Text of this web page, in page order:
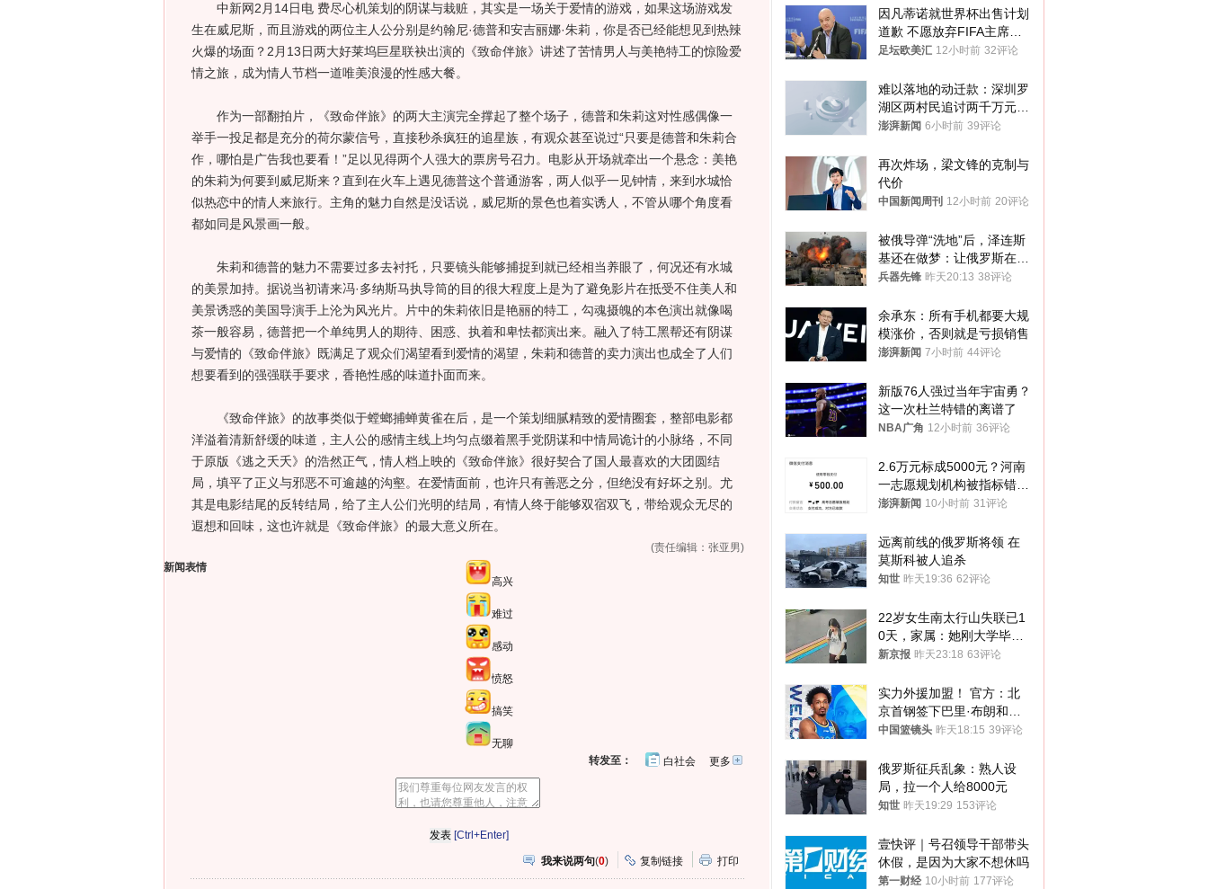
中新网2月14日电 费尽心机策划的阴谋与栽赃，其实是一场关于爱情的游戏，如果这场游戏发
生在威尼斯，而且游戏的两位主人公分别是约翰尼·德普和安吉丽娜·朱莉，你是否已经能想见到热辣
火爆的场面？2月13日两大好莱坞巨星联袂出演的《致命伴旅》讲述了苦情男人与美艳特工的惊险爱
情之旅，成为情人节档一道唯美浪漫的性感大餐。
作为一部翻拍片，《致命伴旅》的两大主演完全撑起了整个场子，德普和朱莉这对性感偶像一
举手一投足都是充分的荷尔蒙信号，直接秒杀疯狂的追星族，有观众甚至说过“只要是德普和朱莉合
作，哪怕是广告我也要看！”足以见得两个人强大的票房号召力。电影从开场就牵出一个悬念：美艳
的朱莉为何要到威尼斯来？直到在火车上遇见德普这个普通游客，两人似乎一见钟情，来到水城恰
似热恋中的情人来旅行。主角的魅力自然是没话说，威尼斯的景色也着实诱人，不管从哪个角度看
都如同是风景画一般。
朱莉和德普的魅力不需要过多去衬托，只要镜头能够捕捉到就已经相当养眼了，何况还有水城
的美景加持。据说当初请来冯·多纳斯马执导筒的目的很大程度上是为了避免影片在抵受不住美人和
美景诱惑的美国导演手上沦为风光片。片中的朱莉依旧是艳丽的特工，勾魂摄魄的本色演出就像喝
茶一般容易，德普把一个单纯男人的期待、困惑、执着和卑怯都演出来。融入了特工黑帮还有阴谋
与爱情的《致命伴旅》既满足了观众们渴望看到爱情的渴望，朱莉和德普的卖力演出也成全了人们
想要看到的强强联手要求，香艳性感的味道扑面而来。
《致命伴旅》的故事类似于螳螂捕蝉黄雀在后，是一个策划细腻精致的爱情圈套，整部电影都
洋溢着清新舒缓的味道，主人公的感情主线上均匀点缀着黑手党阴谋和中情局诡计的小脉络，不同
于原版《逃之夭夭》的浩然正气，情人档上映的《致命伴旅》很好契合了国人最喜欢的大团圆结
局，填平了正义与邪恶不可逾越的沟壑。在爱情面前，也许只有善恶之分，但绝没有好坏之别。尤
其是电影结尾的反转结局，给了主人公们光明的结局，有情人终于能够双宿双飞，带给观众无尽的
遐想和回味，这也许就是《致命伴旅》的最大意义所在。
(责任编辑：张亚男)
新闻表情
高兴
难过
感动
愤怒
搞笑
无聊
更多开
转发至： 白社会
[Ctrl+Enter]
我来说两句(0) 复制链接 打印
因凡蒂诺就世界杯出售计划
道歉 不愿放弃FIFA主席职
位
足坛欧美汇 12小时前 32评论
难以落地的动迁款：深圳罗
湖区两村民追讨两千万元动
迁款八年未果
澎湃新闻 6小时前 39评论
再次炸场，梁文锋的克制与
代价
中国新闻周刊 12小时前 20评论
被俄导弹“洗地”后，泽连斯
基还在做梦：让俄罗斯在冬
季前求和？
兵器先锋 昨天20:13 38评论
余承东：所有手机都要大规
模涨价，否则就是亏损销售
澎湃新闻 7小时前 44评论
新版76人强过当年宇宙勇？
这一次杜兰特错的离谱了
NBA广角 12小时前 36评论
2.6万元标成5000元？河南
一志愿规划机构被指标错学
费致考生复读
澎湃新闻 10小时前 31评论
远离前线的俄罗斯将领 在
莫斯科被人追杀
知世 昨天19:36 62评论
22岁女生南太行山失联已1
0天，家属：她刚大学毕业
想到山里旅行
新京报 昨天23:18 63评论
实力外援加盟！ 官方：北
京首钢签下巴里·布朗和桑
普森
中国篮镜头 昨天18:15 39评论
俄罗斯征兵乱象：熟人设
局，拉一个人给8000元
知世 昨天19:29 153评论
壹快评｜号召领导干部带头
休假，是因为大家不想休吗
第一财经 10小时前 177评论